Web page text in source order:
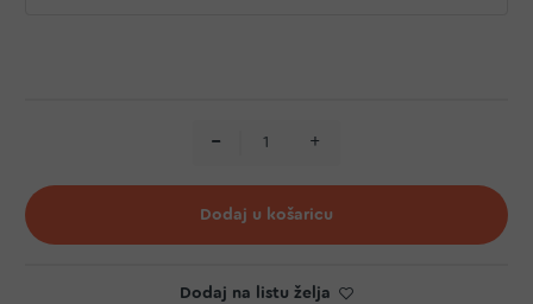
Dodaj u košaricu
Dodaj na listu želja